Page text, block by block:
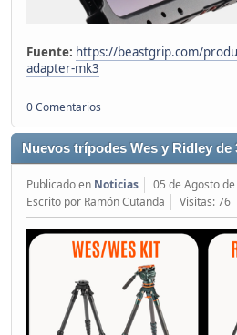
Fuente: https://beastgrip.com/
adapter-mk3
0 Comentarios
Nuevos trípodes Wes y Ridley de
Publicado en Noticias
05 de Agosto
Escrito por Ramón Cutanda
Visitas: 76